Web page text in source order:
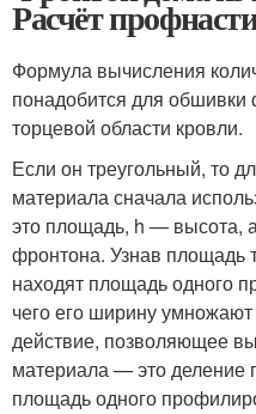
Расчёт
Формула вычисления
понадобится для
торцевой области кровли.
Если он треугольный, то
материала сначала
это площадь, h — высота,
фронтона. Узнав площадь
находят площадь одного
чего его ширину
действие, позволяющее
материала — это
площадь одного